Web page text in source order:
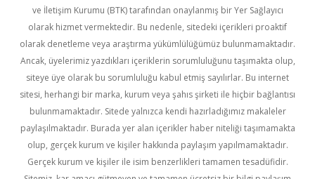
ve İletişim Kurumu (BTK) tarafından onaylanmış bir Yer Sağlayıcı
olarak hizmet vermektedir. Bu nedenle, sitedeki içerikleri proaktif
olarak denetleme veya araştırma yükümlülüğümüz bulunmamaktadır.
Ancak, üyelerimiz yazdıkları içeriklerin sorumluluğunu taşımakta olup,
siteye üye olarak bu sorumluluğu kabul etmiş sayılırlar. Bu internet
sitesi, herhangi bir marka, kurum veya şahıs şirketi ile hiçbir bağlantısı
bulunmamaktadır. Sitede yalnızca kendi hazırladığımız makaleler
paylaşılmaktadır. Burada yer alan içerikler haber niteliği taşımamakta
olup, gerçek kurum ve kişiler hakkında paylaşım yapılmamaktadır.
Gerçek kurum ve kişiler ile isim benzerlikleri tamamen tesadüfidir.